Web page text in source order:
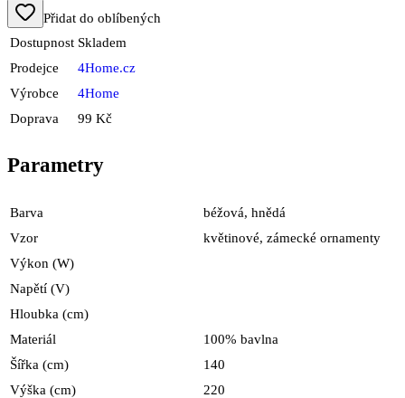
Přidat do oblíbených
Dostupnost Skladem
Prodejce
4Home.cz
Výrobce
4Home
Doprava
99 Kč
Parametry
Barva
béžová, hnědá
Vzor
květinové, zámecké ornamenty
Výkon (W)
Napětí (V)
Hloubka (cm)
Materiál
100% bavlna
Šířka (cm)
140
Výška (cm)
220